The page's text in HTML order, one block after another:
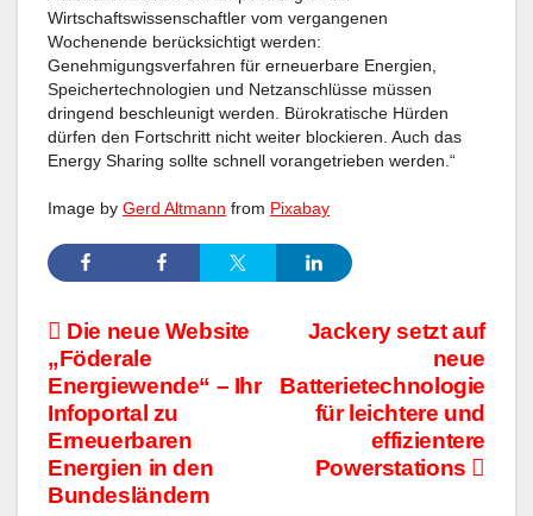
Wirtschaftswissenschaftler vom vergangenen
Wochenende berücksichtigt werden:
Genehmigungsverfahren für erneuerbare Energien,
Speichertechnologien und Netzanschlüsse müssen
dringend beschleunigt werden. Bürokratische Hürden
dürfen den Fortschritt nicht weiter blockieren. Auch das
Energy Sharing sollte schnell vorangetrieben werden.“
Image by Gerd Altmann from Pixabay
BeitragsnavigationJackery setzt auf
neue
Batterietechnologie
für leichtere und
effizientere
Powerstations
Die neue Website
„Föderale
Energiewende“ – Ihr
Infoportal zu
Erneuerbaren
Energien in den
Bundesländern